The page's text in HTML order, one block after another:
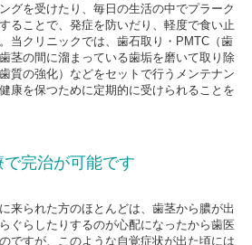
グを受けたり、毎日の生活の中でプラーク
ることで、発症を防いだり、軽度で食い止
当クリニックでは、歯石取り・PMTC（歯
茎の間に溜まっている歯垢を磨いて取り除
質の強化）などをセットで行うメンテナン
康を保つために定期的に受けられることを
完治が可能です
来られた方のほとんどは、歯茎から膿が出
ぐらしたりするのが心配になったから歯医
ですが、このような自覚症状が出た頃には